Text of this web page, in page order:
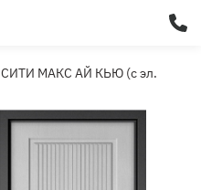
СИТИ МАКС АЙ КЬЮ (с эл.